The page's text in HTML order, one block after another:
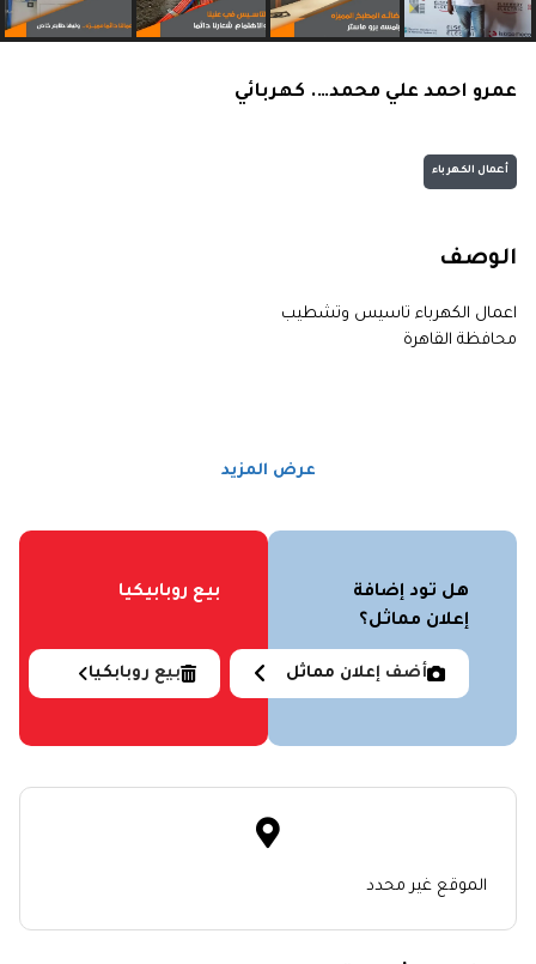
عمرو احمد علي محمد…. كهربائي
أعمال الكهرباء
الوصف
اعمال الكهرباء تاسيس وتشطيب
محافظة القاهرة
عرض المزيد
هل تود إضافة
إعلان مماثل؟
أضف إعلان مماثل
بيع روبابيكيا
بيع روبابكيا
الموقع غير محدد